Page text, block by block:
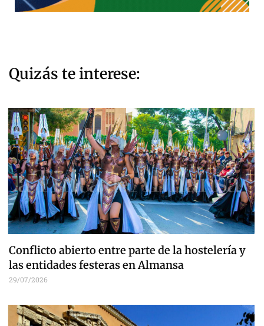
Quizás te interese:
Conflicto abierto entre parte de la hostelería y
las entidades festeras en Almansa
29/07/2026